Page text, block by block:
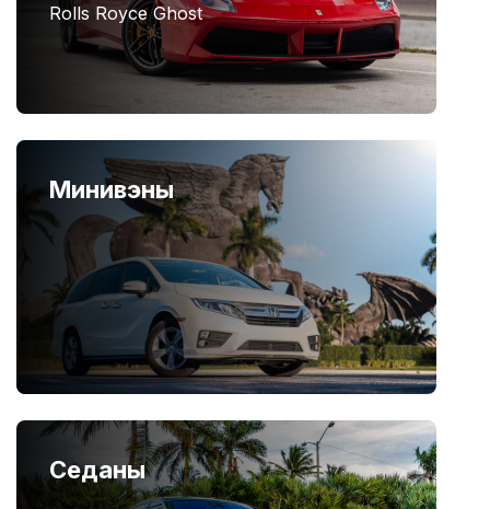
Rolls Royce Ghost
Минивэны
Седаны